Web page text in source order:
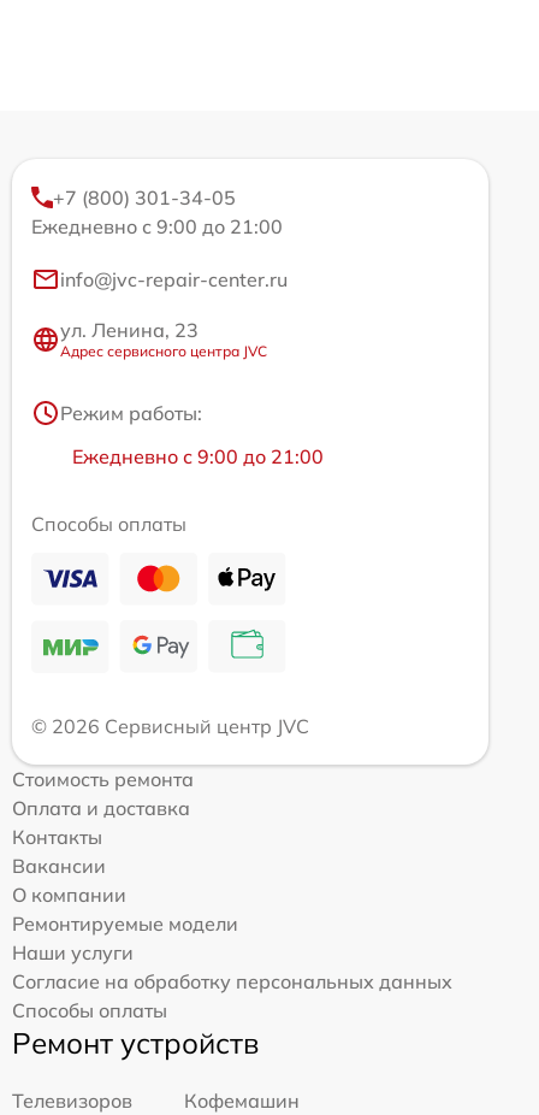
+7 (800) 301-34-05
Ежедневно с 9:00 до 21:00
info@jvc-repair-center.ru
ул. Ленина, 23
Адрес сервисного центра JVC
Режим работы:
Ежедневно с 9:00 до 21:00
Способы оплаты
© 2026 Сервисный центр JVC
Стоимость ремонта
Оплата и доставка
Контакты
Вакансии
О компании
Ремонтируемые модели
Наши услуги
Согласие на обработку персональных данных
Способы оплаты
Ремонт устройств
Телевизоров
Кофемашин